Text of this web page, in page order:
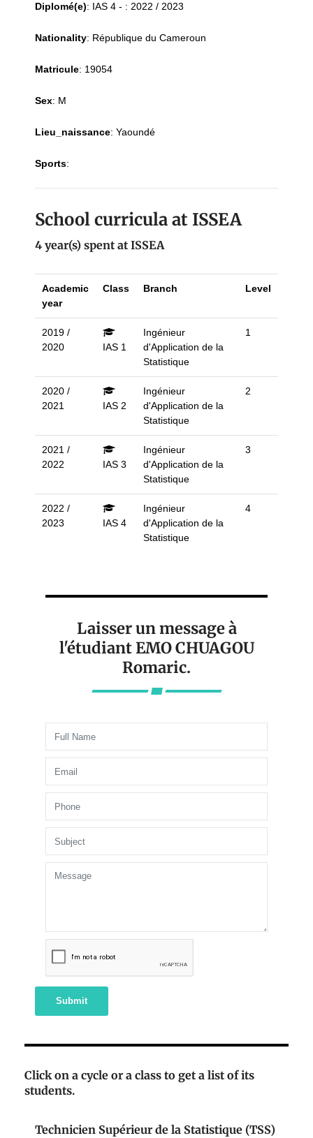
Diplomé(e): IAS 4 - : 2022 / 2023
Nationality: République du Cameroun
Matricule: 19054
Sex: M
Lieu_naissance: Yaoundé
Sports:
School curricula at ISSEA
4 year(s) spent at ISSEA
Academic
year
Class Branch Level
2019 /
2020
IAS 1
Ingénieur
d'Application de la
Statistique
1
2020 /
2021
IAS 2
Ingénieur
d'Application de la
Statistique
2
2021 /
2022
IAS 3
Ingénieur
d'Application de la
Statistique
3
2022 /
2023
IAS 4
Ingénieur
d'Application de la
Statistique
4
Laisser un message à
l'étudiant EMO CHUAGOU
Romaric.
Submit
Click on a cycle or a class to get a list of its
students.
Technicien Supérieur de la Statistique (TSS)